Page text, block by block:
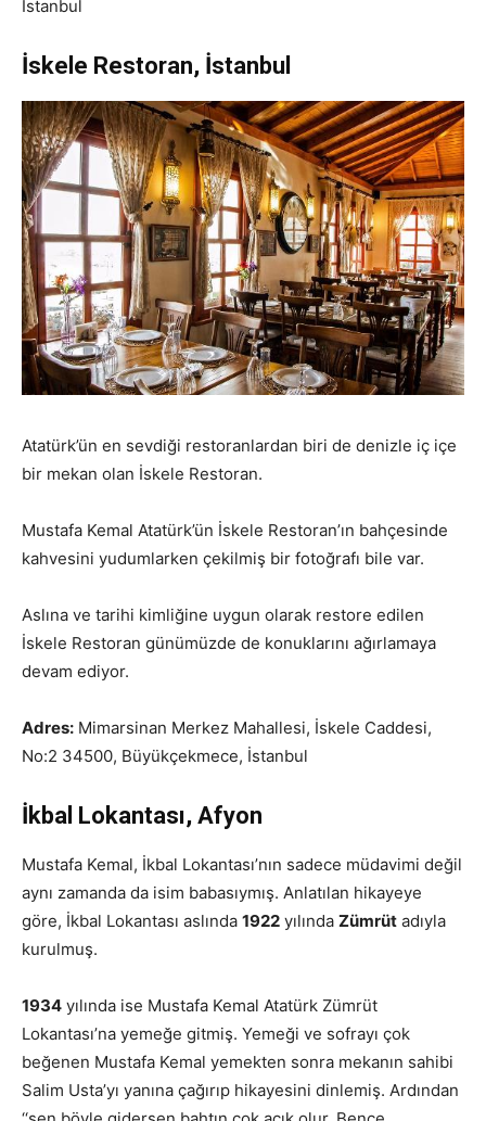
İstanbul
İskele Restoran, İstanbul
Atatürk’ün en sevdiği restoranlardan biri de denizle iç içe
bir mekan olan İskele Restoran.
Mustafa Kemal Atatürk’ün İskele Restoran’ın bahçesinde
kahvesini yudumlarken çekilmiş bir fotoğrafı bile var.
Aslına ve tarihi kimliğine uygun olarak restore edilen
İskele Restoran günümüzde de konuklarını ağırlamaya
devam ediyor.
Adres: Mimarsinan Merkez Mahallesi, İskele Caddesi,
No:2 34500, Büyükçekmece, İstanbul
İkbal Lokantası, Afyon
Mustafa Kemal, İkbal Lokantası’nın sadece müdavimi değil
aynı zamanda da isim babasıymış. Anlatılan hikayeye
göre, İkbal Lokantası aslında 1922 yılında Zümrüt adıyla
kurulmuş.
1934 yılında ise Mustafa Kemal Atatürk Zümrüt
Lokantası’na yemeğe gitmiş. Yemeği ve sofrayı çok
beğenen Mustafa Kemal yemekten sonra mekanın sahibi
Salim Usta’yı yanına çağırıp hikayesini dinlemiş. Ardından